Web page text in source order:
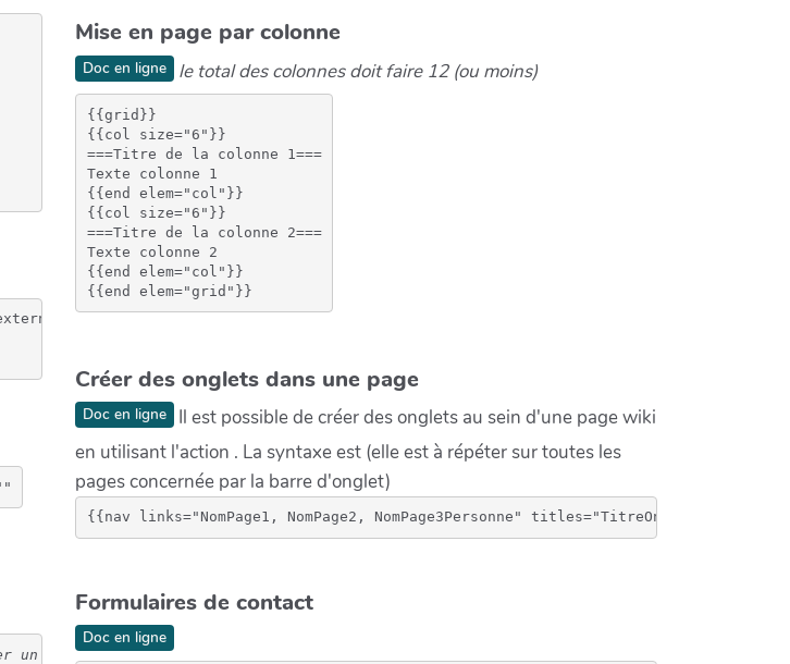
un fichier
Mise en page par colonne
Doc en ligne le total des colonnes doit faire 12 (ou moins)
{{grid}}
{{col size="6"}}
===Titre de la colonne 1===
Texte colonne 1
{{end elem="col"}}
{{col size="6"}}
===Titre de la colonne 2===
Texte colonne 2
{{end elem="col"}}
Créer des onglets dans une page
Doc en ligne
Il est possible de créer des onglets au sein d'une page wiki
en utilisant l'action . La syntaxe est (elle est à répéter sur toutes les
pages concernée par la barre d'onglet)
{{nav links="NomPage1, NomPage2, NomPage3Personne" titles="TitreOnglet1,
Formulaires de contact
Doc en ligne